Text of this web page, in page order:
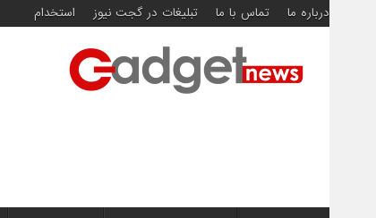
درباره ما تماس با ما تبلیغات در گجت نیوز استخدام